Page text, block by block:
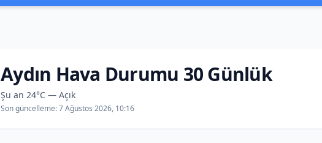
Aydın Hava Durumu 30 Günlük
Şu an 24°C — Açık
Son güncelleme:7 Ağustos 2026, 10:16